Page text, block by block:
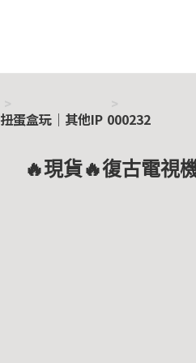
扭蛋盒玩｜其他IP 000232
🔥現貨🔥復古電視